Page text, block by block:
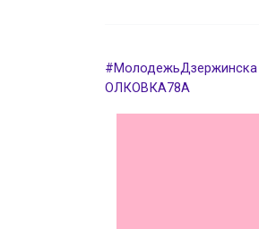
#МолодежьДзержинска
ОЛКОВКА78А